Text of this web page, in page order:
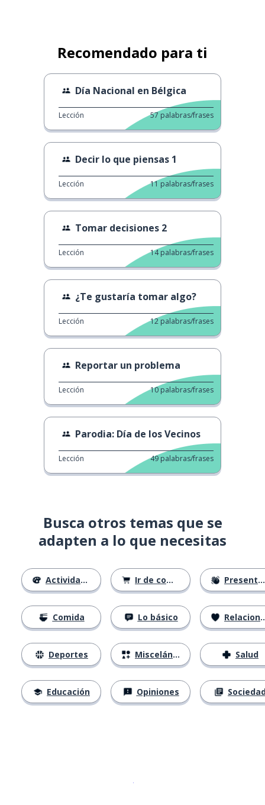
Recomendado para ti
Día Nacional en Bélgica
Lección 57 palabras/frases
Decir lo que piensas 1
Lección 11 palabras/frases
Tomar decisiones 2
Lección 14 palabras/frases
¿Te gustaría tomar algo?
Lección 12 palabras/frases
Reportar un problema
Lección 10 palabras/frases
Parodia: Día de los Vecinos
Lección 49 palabras/frases
Busca otros temas que se
adapten a lo que necesitas
Actividades
Comida
Deportes
Educación
Ir de compras
Lo básico
Misceláneo
Opiniones
Presentándose
Relaciones
Salud